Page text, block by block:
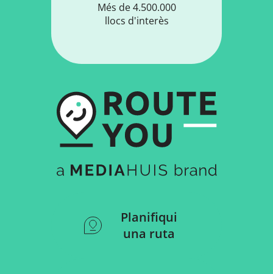
Més de 4.500.000
llocs d'interès
Planifiqui
una ruta